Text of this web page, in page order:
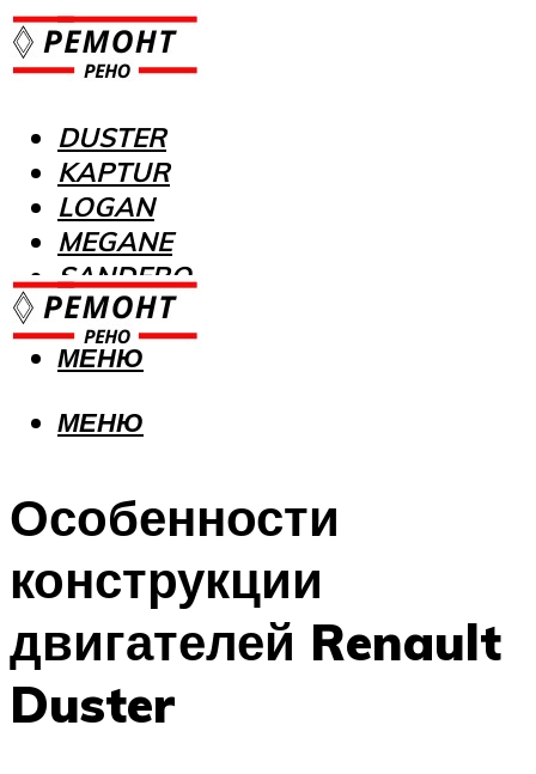
DUSTER
KAPTUR
LOGAN
MEGANE
SANDERO
МЕНЮ
МЕНЮ
Особенности
конструкции
двигателей Renault
Duster